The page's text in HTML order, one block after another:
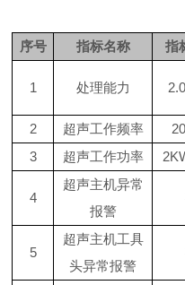
序号 指标名称 指
1 处理能力 2.0
2
超声工作频率
3
超声工作功率
4
超声主机异常
报警
5
超声主机工具
头异常报警